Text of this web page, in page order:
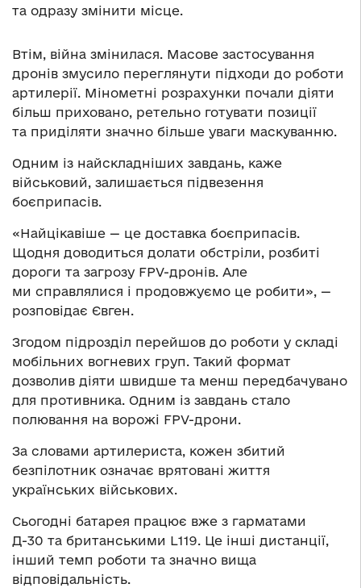
та одразу змінити місце.
Втім, війна змінилася. Масове застосування
дронів змусило переглянути підходи до роботи
артилерії. Мінометні розрахунки почали діяти
більш приховано, ретельно готувати позиції
та приділяти значно більше уваги маскуванню.
Одним із найскладніших завдань, каже
військовий, залишається підвезення
боєприпасів.
«Найцікавіше — це доставка боєприпасів.
Щодня доводиться долати обстріли, розбиті
дороги та загрозу FPV-дронів. Але
ми справлялися і продовжуємо це робити», —
розповідає Євген.
Згодом підрозділ перейшов до роботи у складі
мобільних вогневих груп. Такий формат
дозволив діяти швидше та менш передбачувано
для противника. Одним із завдань стало
полювання на ворожі FPV-дрони.
За словами артилериста, кожен збитий
безпілотник означає врятовані життя
українських військових.
Сьогодні батарея працює вже з гарматами
Д-30 та британськими L119. Це інші дистанції,
інший темп роботи та значно вища
відповідальність.